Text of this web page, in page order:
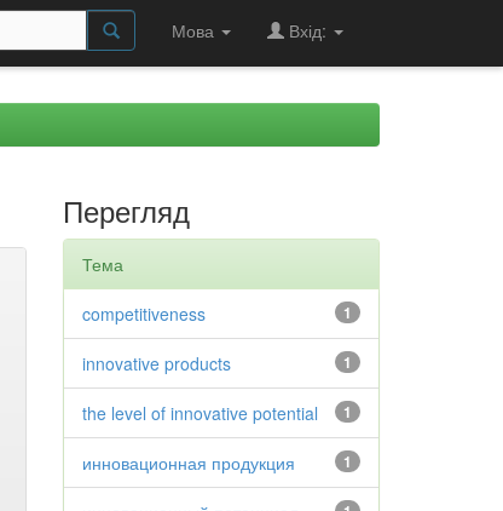
Мова Вхід:
Перегляд
Тема
1
competitiveness
1
innovative products
1
the level of innovative potential
1
инновационная продукция